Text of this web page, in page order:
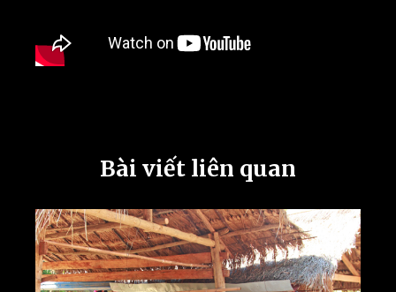
Bài viết liên quan